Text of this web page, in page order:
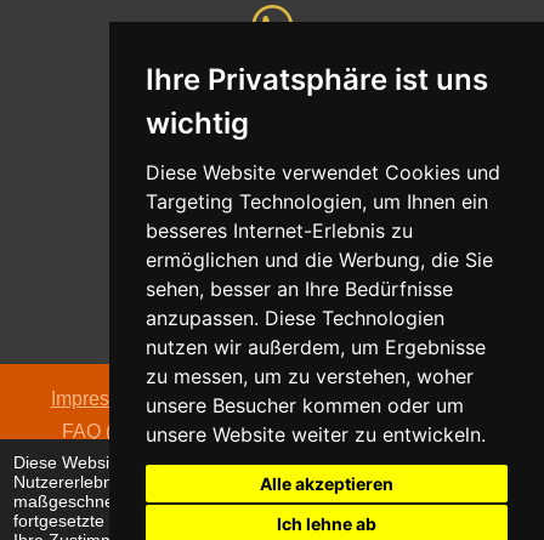
Diese Website verwendet Cookies, um Ihr
Nutzererlebnis zu verbessern und
maßgeschneiderte Anzeigen anzuzeigen. Die
fortgesetzte Nutzung dieser Website bestätigt
Ihre Privatsphäre ist uns
wichtig
Diese Website verwendet Cookies und
Targeting Technologien, um Ihnen ein
besseres Internet-Erlebnis zu
ermöglichen und die Werbung, die Sie
sehen, besser an Ihre Bedürfnisse
anzupassen. Diese Technologien
nutzen wir außerdem, um Ergebnisse
zu messen, um zu verstehen, woher
unsere Besucher kommen oder um
unsere Website weiter zu entwickeln.
Alle akzeptieren
Ich lehne ab
Whatsapp
Nachricht senden
Adresse
Oldentruper Straße 104
33604 Bielefeld
Impressum |Datenschutzerklärung|AGB|Kontakt
FAQ (häufig gestellte Fragen)|Hinweispflicht zur
Batterieentsorgung
© 2026 alpha electronic